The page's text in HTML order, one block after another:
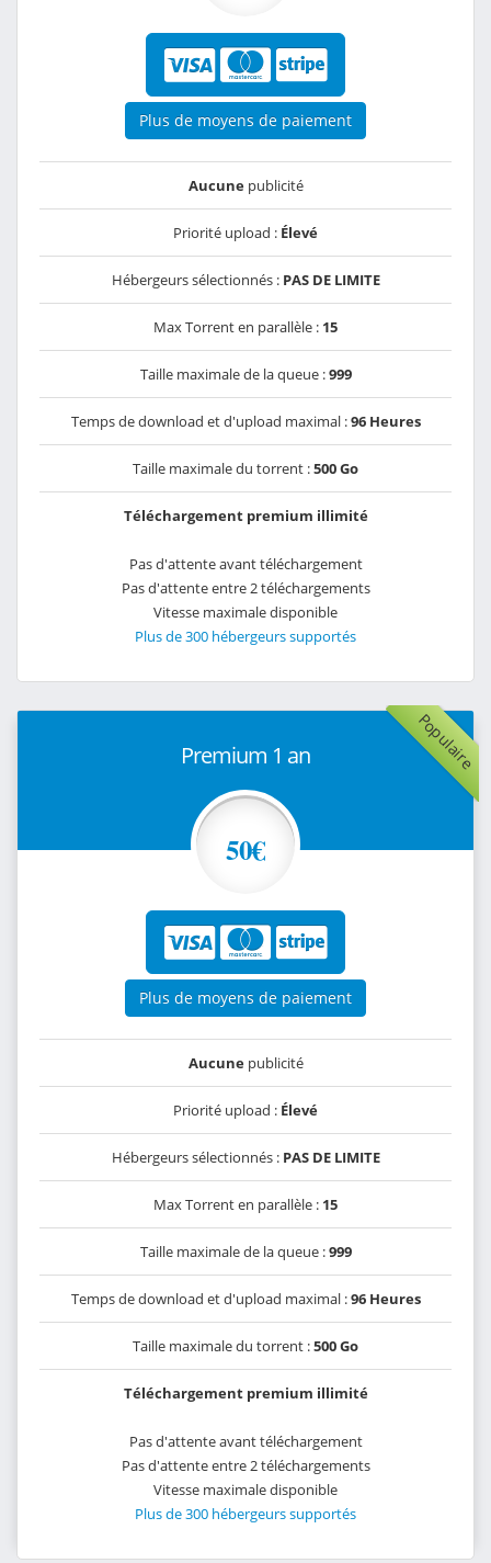
Plus de moyens de paiement
Aucunepublicité
Priorité upload : Élevé
Hébergeurs sélectionnés : PAS DE LIMITE
Max Torrent en parallèle : 15
Taille maximale de la queue :999
Temps de download et d'upload maximal :96 Heures
Taille maximale du torrent :500 Go
Téléchargement premium illimité
Pas d'attente avant téléchargement
Pas d'attente entre 2 téléchargements
Vitesse maximale disponible
Plus de 300 hébergeurs supportés
Populaire
Premium 1 an
50€
Plus de moyens de paiement
Aucunepublicité
Priorité upload : Élevé
Hébergeurs sélectionnés : PAS DE LIMITE
Max Torrent en parallèle : 15
Taille maximale de la queue :999
Temps de download et d'upload maximal :96 Heures
Taille maximale du torrent :500 Go
Téléchargement premium illimité
Pas d'attente avant téléchargement
Pas d'attente entre 2 téléchargements
Vitesse maximale disponible
Plus de 300 hébergeurs supportés